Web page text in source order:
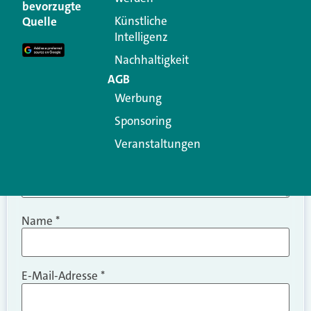
Erforderliche Felder sind mit
Kommentar
Name *
E-Mail-Adresse *
bevorzugte
Quelle
Künstliche
Intelligenz
Nachhaltigkeit
AGB
Werbung
Sponsoring
Veranstaltungen